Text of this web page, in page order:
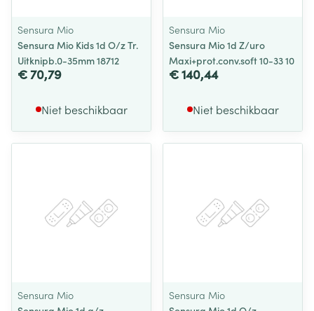
Sensura Mio
Sensura Mio Kids 1d O/z Tr.
Uitknipb.0-35mm 18712
€ 70,79
Niet beschikbaar
Sensura Mio
Sensura Mio 1d Z/uro
Maxi+prot.conv.soft 10-33 10
€ 140,44
Niet beschikbaar
Sensura Mio
Sensura Mio